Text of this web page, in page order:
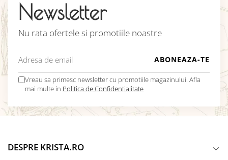
Newsletter
Nu rata ofertele si promotiile noastre
Vreau sa primesc newsletter cu promotiile magazinului. Afla
mai multe in Politica de Confidentialitate
DESPRE KRISTA.RO